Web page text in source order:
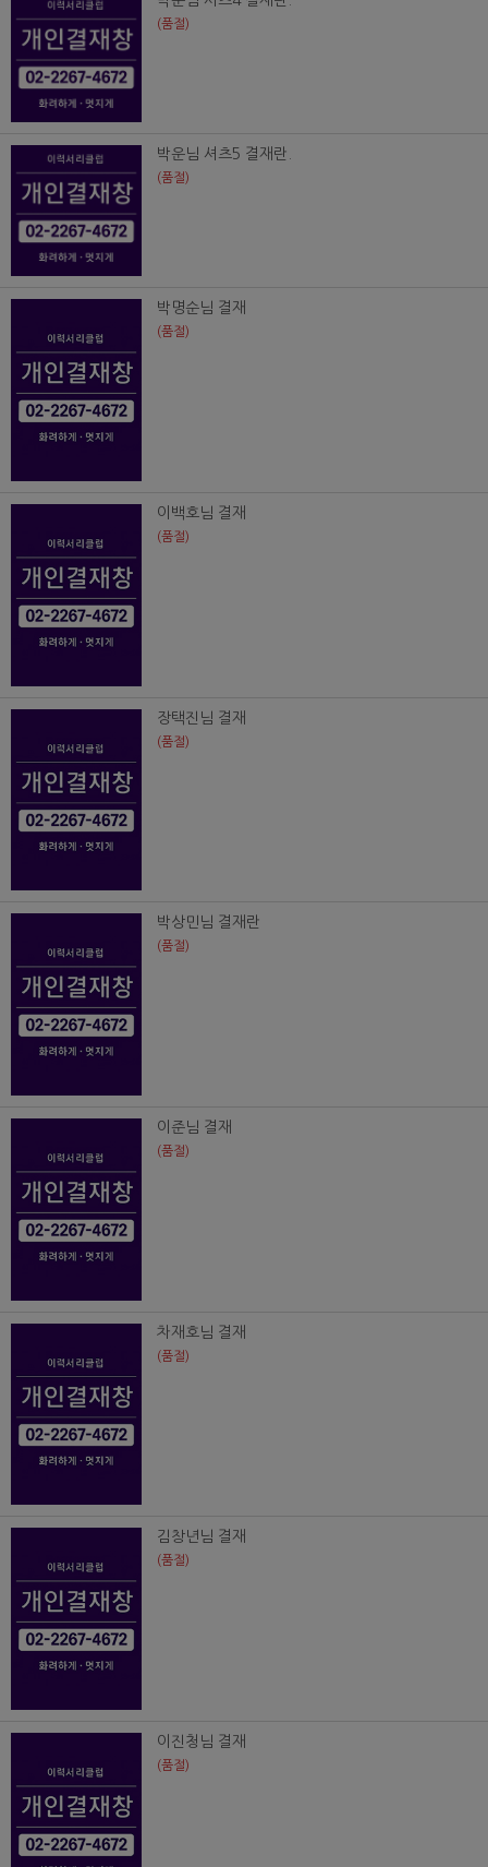
(품절)
박운님 셔츠5 결재란.
(품절)
박명순님 결재
(품절)
이백호님 결재
(품절)
장택진님 결재
(품절)
박상민님 결재란
(품절)
이준님 결재
(품절)
차재호님 결재
(품절)
김창년님 결재
(품절)
이진청님 결재
(품절)